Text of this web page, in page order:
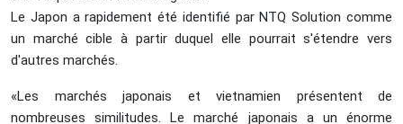
Le Japon a rapidement été identifié par NTQ Solution comme
un marché cible à partir duquel elle pourrait s'étendre vers
d'autres marchés.
«Les marchés japonais et vietnamien présentent de
nombreuses similitudes. Le marché japonais a un énorme